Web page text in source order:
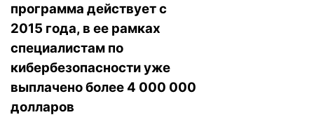
программа действует с
2015 года, в ее рамках
специалистам по
кибербезопасности уже
выплачено более 4 000 000
долларов